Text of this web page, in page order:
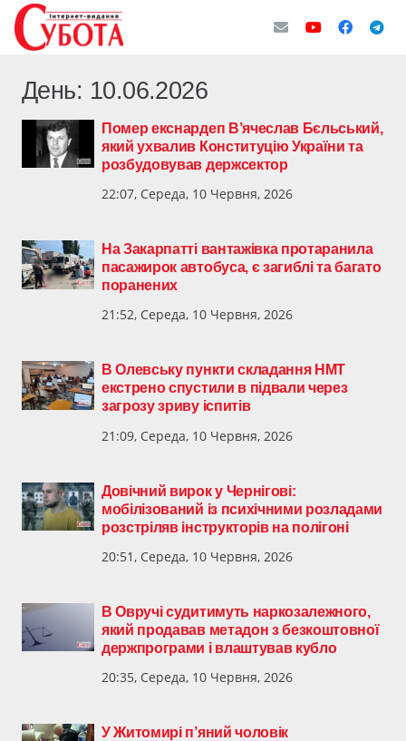
День: 10.06.2026
Помер екснардеп В’ячеслав Бєльський,
який ухвалив Конституцію України та
розбудовував держсектор
22:07, Середа, 10 Червня, 2026
На Закарпатті вантажівка протаранила
пасажирок автобуса, є загиблі та багато
поранених
21:52, Середа, 10 Червня, 2026
В Олевську пункти складання НМТ
екстрено спустили в підвали через
загрозу зриву іспитів
21:09, Середа, 10 Червня, 2026
Довічний вирок у Чернігові:
мобілізований із психічними розладами
розстріляв інструкторів на полігоні
20:51, Середа, 10 Червня, 2026
В Овручі судитимуть наркозалежного,
який продавав метадон з безкоштовної
держпрограми і влаштував кубло
20:35, Середа, 10 Червня, 2026
У Житомирі п’яний чоловік